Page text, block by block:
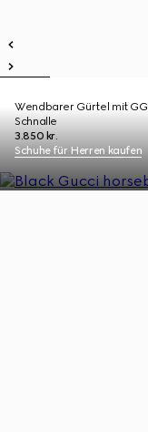
Wendbarer Gürtel mit GG
Schnalle
3.850 kr.
Schuhe für Herren kaufen